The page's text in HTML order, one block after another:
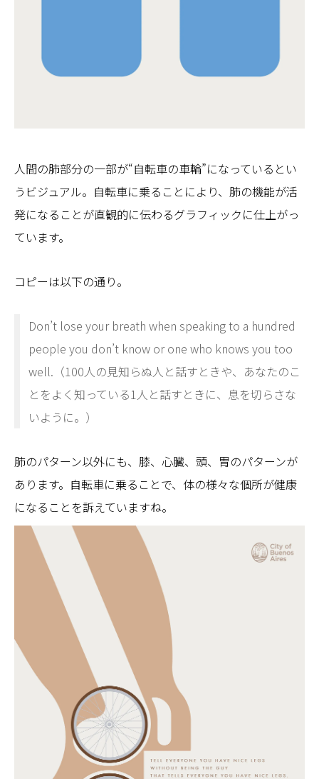
人間の肺部分の一部が“自転車の車輪”になっているとい
うビジュアル。自転車に乗ることにより、肺の機能が活
発になることが直観的に伝わるグラフィックに仕上がっ
ています。
コピーは以下の通り。
Don’t lose your breath when speaking to a hundred
people you don’t know or one who knows you too
well.（100人の見知らぬ人と話すときや、あなたのこ
とをよく知っている1人と話すときに、息を切らさな
いように。）
肺のパターン以外にも、膝、心臓、頭、胃のパターンが
あります。自転車に乗ることで、体の様々な個所が健康
になることを訴えていますね。